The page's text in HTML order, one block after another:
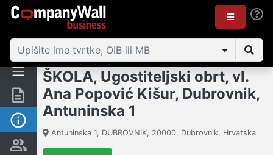
Sažetak
Osnovne informacije
ŠKOLA, Ugostiteljski obrt, vl.
Ana Popović Kišur, Dubrovnik,
Antuninska 1
Antuninska 1, DUBROVNIK, 20000, Dubrovnik, Hrvatska